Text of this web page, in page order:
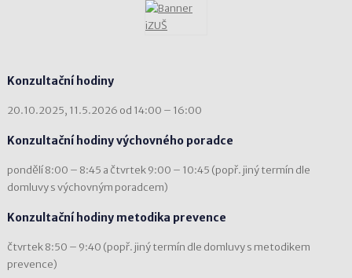
Konzultační hodiny
20.10.2025, 11.5.2026 od 14:00 – 16:00
Konzultační hodiny výchovného poradce
pondělí 8:00 – 8:45 a čtvrtek 9:00 – 10:45 (popř. jiný termín dle
domluvy s výchovným poradcem)
Konzultační hodiny metodika prevence
čtvrtek 8:50 – 9:40 (popř. jiný termín dle domluvy s metodikem
prevence)